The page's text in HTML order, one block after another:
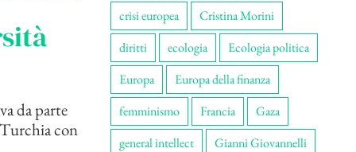
da parte
con
crisi europea
Cristina Morini
diritti
ecologia
Ecologia politica
Europa
Europa della finanza
femminismo
Francia
Gaza
general intellect
Gianni Giovannelli